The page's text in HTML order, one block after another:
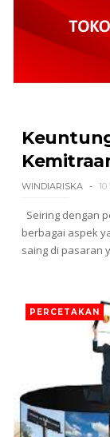
WINDIARISKA 10
Seiring dengan
berbagai aspek
saing di pasaran
PERCETAKAN